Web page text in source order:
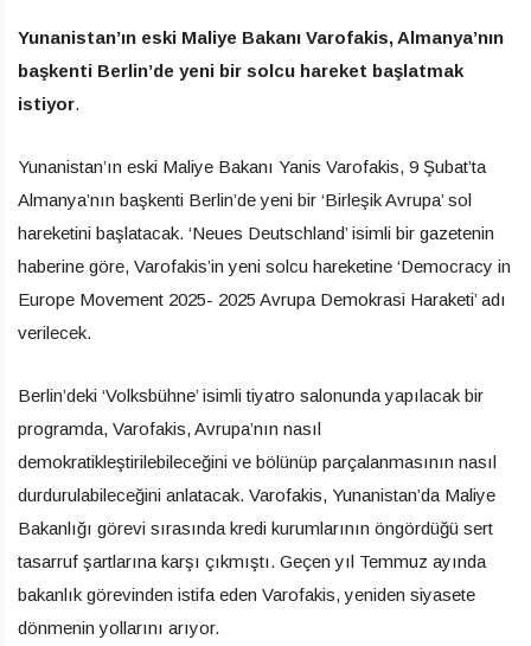
Yunanistan’ın eski Maliye Bakanı Varofakis, Almanya’nın
başkenti Berlin’de yeni bir solcu hareket başlatmak
istiyor.
Yunanistan’ın eski Maliye Bakanı Yanis Varofakis, 9 Şubat’ta
Almanya’nın başkenti Berlin’de yeni bir ‘Birleşik Avrupa’ sol
hareketini başlatacak. ‘Neues Deutschland’ isimli bir gazetenin
haberine göre, Varofakis’in yeni solcu hareketine ‘Democracy in
Europe Movement 2025- 2025 Avrupa Demokrasi Haraketi’ adı
verilecek.
Berlin’deki ‘Volksbühne’ isimli tiyatro salonunda yapılacak bir
programda, Varofakis, Avrupa’nın nasıl
demokratikleştirilebileceğini ve bölünüp parçalanmasının nasıl
durdurulabileceğini anlatacak. Varofakis, Yunanistan’da Maliye
Bakanlığı görevi sırasında kredi kurumlarının öngördüğü sert
tasarruf şartlarına karşı çıkmıştı. Geçen yıl Temmuz ayında
bakanlık görevinden istifa eden Varofakis, yeniden siyasete
dönmenin yollarını arıyor.